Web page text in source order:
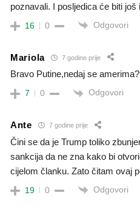
poznavali. I posljedica će biti
16 0 Odgovori
Mariola 7 godine prije
Bravo Putine,nedaj se
7 0 Odgovori
Ante 7 godine prije
Čini se da je Trump toliko
sankcija da ne zna kako bi
cijelom članku. Zato čitam ovaj
19 0 Odgovori